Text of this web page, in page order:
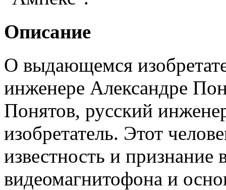
Описание
О выдающемся
инженере Александре
Понятов, русский
изобретатель. Этот
известность и признание
видеомагнитофона и